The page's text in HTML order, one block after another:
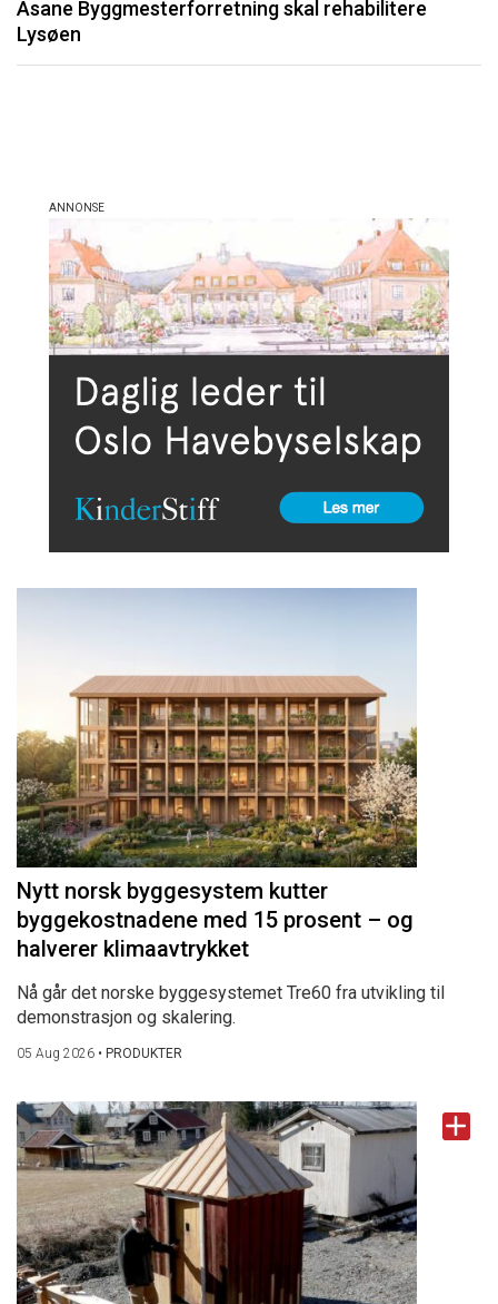
Åsane Byggmesterforretning skal rehabilitere
Lysøen
Nytt norsk byggesystem kutter
byggekostnadene med 15 prosent – og
halverer klimaavtrykket
Nå går det norske byggesystemet Tre60 fra utvikling til
demonstrasjon og skalering.
05 Aug 2026 • PRODUKTER